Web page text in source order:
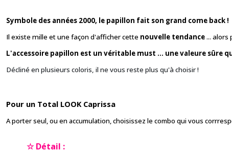
Symbole des années 2000, le papillon fait son grand come back !
Il existe mille et une façon d'afficher cette nouvelle tendance... alors
L'accessoire papillon est un véritable must ... une valeure sûre
Décliné en plusieurs coloris, il ne vous reste plus qu'à choisir !
Pour un Total LOOK Caprissa
A porter seul, ou en accumulation, choisissez le combo qui vous
☆ Détail :